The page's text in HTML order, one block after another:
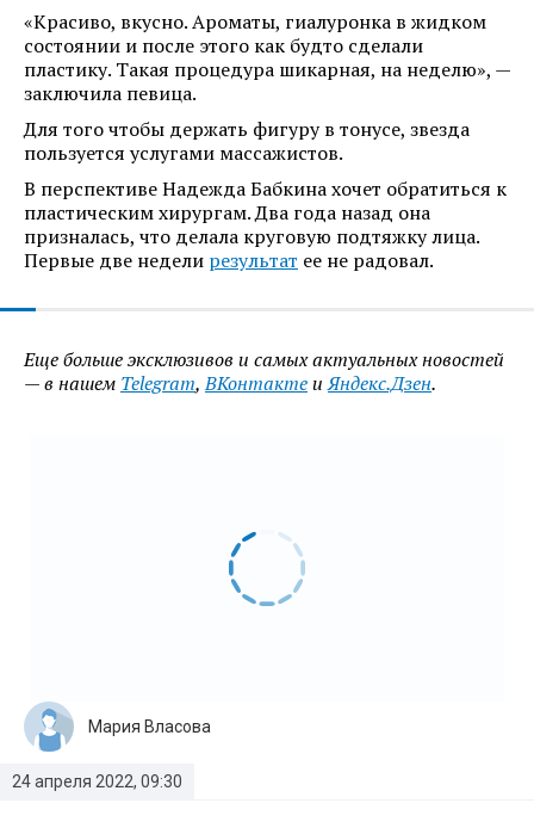
«Красиво, вкусно. Ароматы, гиалуронка в жидком
состоянии и после этого как будто сделали
пластику. Такая процедура шикарная, на неделю», —
заключила певица.
Для того чтобы держать фигуру в тонусе, звезда
пользуется услугами массажистов.
В перспективе Надежда Бабкина хочет обратиться к
пластическим хирургам. Два года назад она
призналась, что делала круговую подтяжку лица.
Первые две недели результат ее не радовал.
Еще больше эксклюзивов и самых актуальных новостей
— в нашем Telegram,ВКонтактеиЯндекс.Дзен.
24 апреля 2022, 09:30
Мария Власова